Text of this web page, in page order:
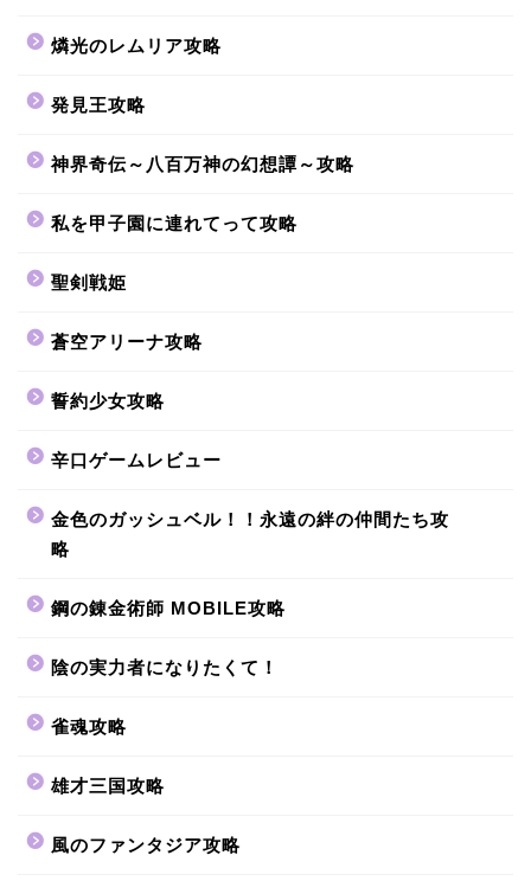
燐光のレムリア攻略
発見王攻略
神界奇伝～八百万神の幻想譚～攻略
私を甲子園に連れてって攻略
聖剣戦姫
蒼空アリーナ攻略
誓約少女攻略
辛口ゲームレビュー
金色のガッシュベル！！永遠の絆の仲間たち攻
略
鋼の錬金術師 MOBILE攻略
陰の実力者になりたくて！
雀魂攻略
雄才三国攻略
風のファンタジア攻略